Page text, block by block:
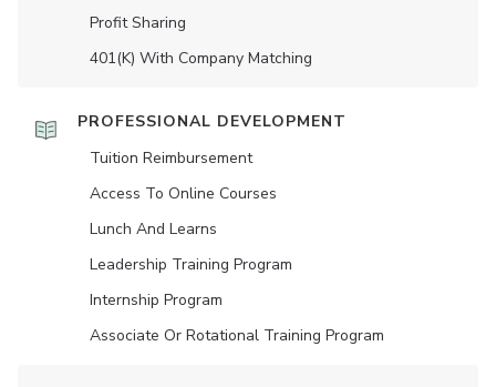
Profit Sharing
401(K) With Company Matching
PROFESSIONAL DEVELOPMENT
Tuition Reimbursement
Access To Online Courses
Lunch And Learns
Leadership Training Program
Internship Program
Associate Or Rotational Training Program